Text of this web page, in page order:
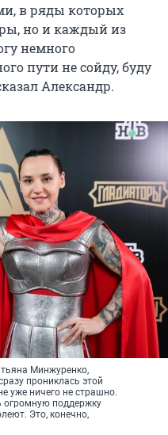
в ряды которых
но и каждый из
немного
пути не сойду, буду
Александр.
Минжуренко,
прониклась этой
уже ничего не страшно.
огромную поддержку
Это, конечно,